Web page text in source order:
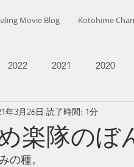
Movie Blog Kotohime
2022 2021 2020
楽隊のぼ
年3月26日 読了時間: 1分
の種。